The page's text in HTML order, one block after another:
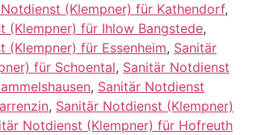
(Klempner) für Kathendorf,
(Klempner) für Ihlow Bangstede,
(Klempner) für Essenheim, Sanitär
für Schoental, Sanitär Notdienst
, Sanitär Notdienst
, Sanitär Notdienst (Klempner)
Notdienst (Klempner) für Hofreuth